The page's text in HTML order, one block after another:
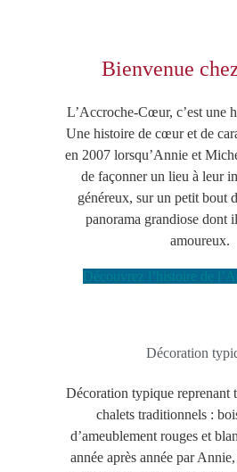
Bienvenue
L’Accroche-Cœur, c’est une
Une histoire de cœur et de
en 2007 lorsqu’Annie et
de façonner un lieu à leur
généreux, sur un petit bout
panorama grandiose dont
amoureux.
Découvrez l’histoire de
Décoration
Décoration typique reprenant
chalets traditionnels :
d’ameublement rouges et
année après année par